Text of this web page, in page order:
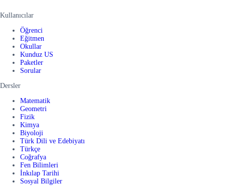
Kullanıcılar
Öğrenci
Eğitmen
Okullar
Kunduz US
Paketler
Sorular
Dersler
Matematik
Geometri
Fizik
Kimya
Biyoloji
Türk Dili ve Edebiyatı
Türkçe
Coğrafya
Fen Bilimleri
İnkılap Tarihi
Sosyal Bilgiler